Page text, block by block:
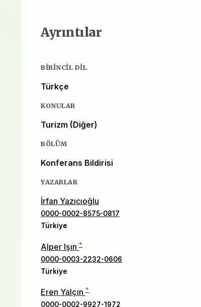
Ayrıntılar
BIRINCIL DIL
Türkçe
KONULAR
Turizm (Diğer)
BÖLÜM
Konferans Bildirisi
YAZARLAR
İrfan Yazıcıoğlu
0000-0002-8575-0817
Türkiye
Alper Işın *
0000-0003-2232-0606
Türkiye
Eren Yalçın *
0000-0002-9927-1972